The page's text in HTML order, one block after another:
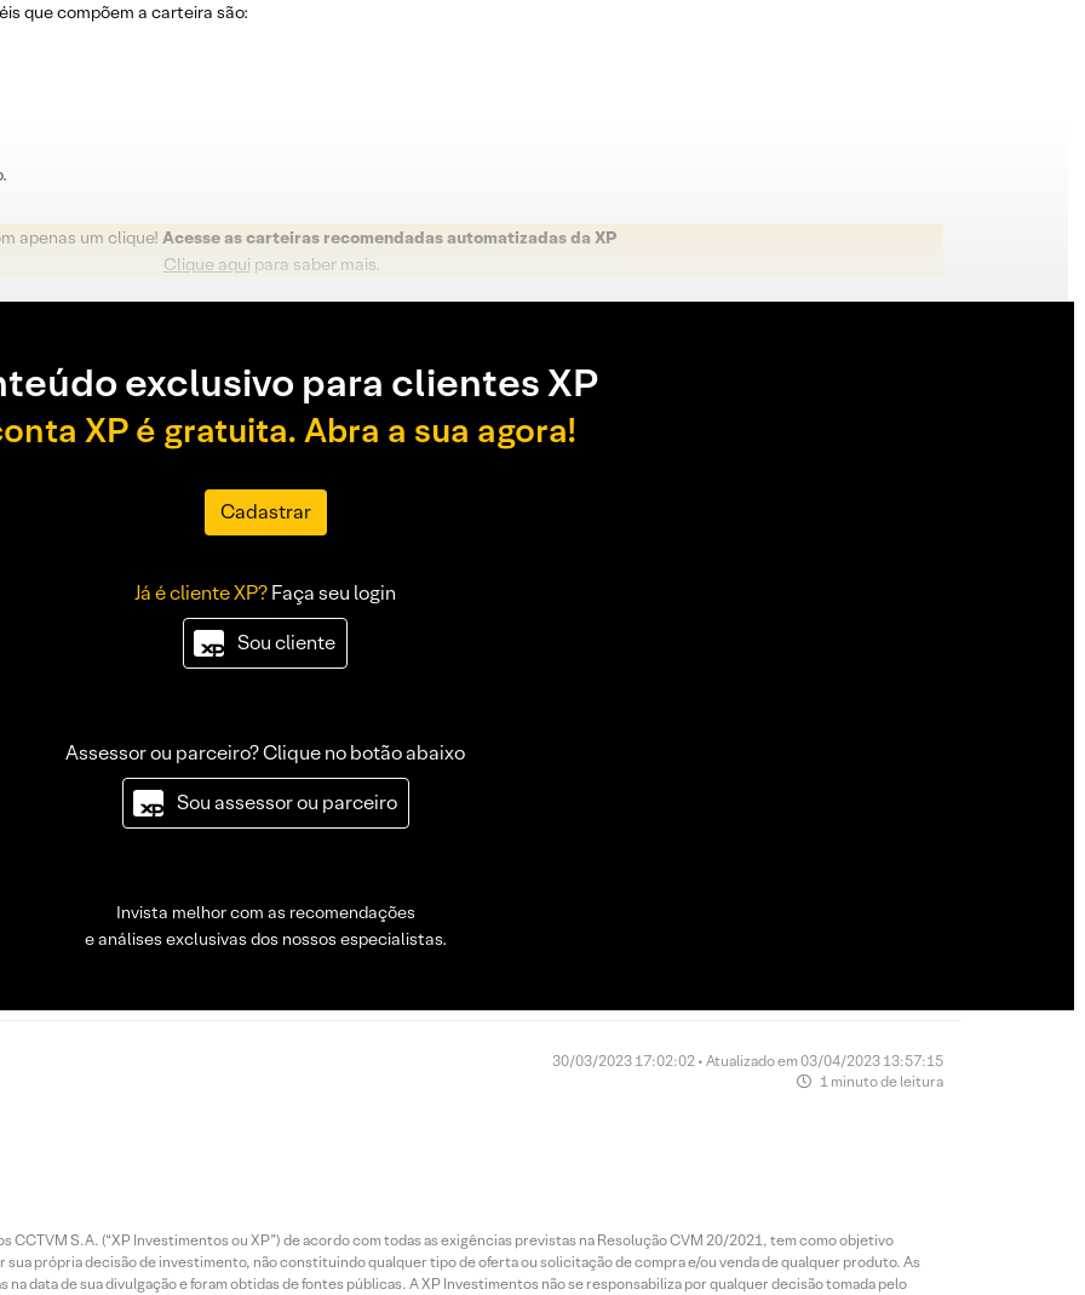
que compõem a carteira são:
apenas um clique! Acesse as carteiras recomendadas automatizadas da XP
Clique aqui para saber mais.
exclusivo para clientes XP
XP é gratuita. Abra a sua agora!
Cadastrar
Já é cliente XP?Faça seu login
Sou cliente
Assessor ou parceiro? Clique no botão abaixo
Sou assessor ou parceiro
Invista melhor com as recomendações
e análises exclusivas dos nossos especialistas.
30/03/2023 17:02:02 • Atualizado em 03/04/2023 13:57:15
1 minuto de leitura
CCTVM S.A. (“XP Investimentos ou XP”) de acordo com todas as exigências previstas na Resolução CVM 20/2021, tem como objetivo
própria decisão de investimento, não constituindo qualquer tipo de oferta ou solicitação de compra e/ou venda de qualquer produto. As
data de sua divulgação e foram obtidas de fontes públicas. A XP Investimentos não se responsabiliza por qualquer decisão tomada pelo